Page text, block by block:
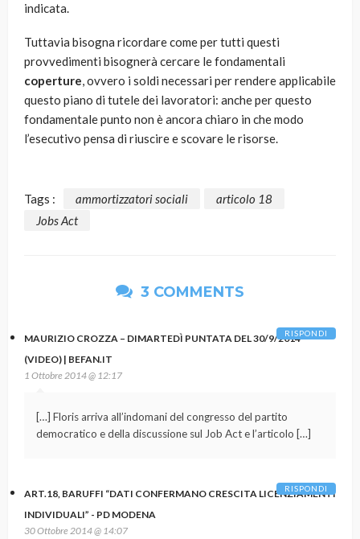
indicata.
Tuttavia bisogna ricordare come per tutti questi
provvedimenti bisognerà cercare le fondamentali
coperture, ovvero i soldi necessari per rendere applicabile
questo piano di tutele dei lavoratori: anche per questo
fondamentale punto non è ancora chiaro in che modo
l’esecutivo pensa di riuscire e scovare le risorse.
Tags : ammortizzatori sociali
articolo 18
Jobs Act
3 COMMENTS
MAURIZIO CROZZA – DIMARTEDÌ PUNTATA DEL 30/9/2014
(VIDEO) | BEFAN.IT
1 Ottobre 2014 @ 12:17
[…] Floris arriva all’indomani del congresso del partito
democratico e della discussione sul Job Act e l’articolo […]
RISPONDI
ART.18, BARUFFI “DATI CONFERMANO CRESCITA LICENZIAMENTI
INDIVIDUALI” - PD MODENA
30 Ottobre 2014 @ 14:07
RISPONDI